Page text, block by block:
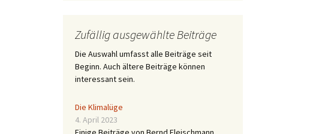
Zufällig ausgewählte Beiträge
Die Auswahl umfasst alle Beiträge seit
Beginn. Auch ältere Beiträge können
interessant sein.
Die Klimalüge
4. April 2023